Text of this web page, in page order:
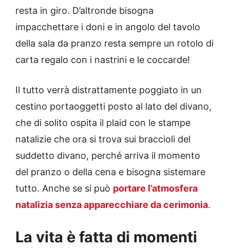
resta in giro. D’altronde bisogna
impacchettare i doni e in angolo del tavolo
della sala da pranzo resta sempre un rotolo di
carta regalo con i nastrini e le coccarde!
Il tutto verrà distrattamente poggiato in un
cestino portaoggetti posto al lato del divano,
che di solito ospita il plaid con le stampe
natalizie che ora si trova sui braccioli del
suddetto divano, perché arriva il momento
del pranzo o della cena e bisogna sistemare
tutto. Anche se si può portare l’atmosfera
natalizia senza apparecchiare da cerimonia.
La vita è fatta di momenti